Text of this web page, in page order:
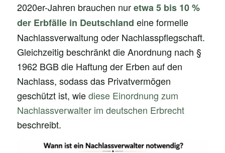
2020er-Jahren brauchen nuretwa 5 bis 10 %
der Erbfälle in Deutschland eine formelle
Nachlassverwaltung oder Nachlasspflegschaft.
Gleichzeitig beschränkt die Anordnung nach §
1962 BGB die Haftung der Erben auf den
Nachlass, sodass das Privatvermögen
geschützt ist, wiediese Einordnung zum
Nachlassverwalter im deutschen Erbrecht
beschreibt.